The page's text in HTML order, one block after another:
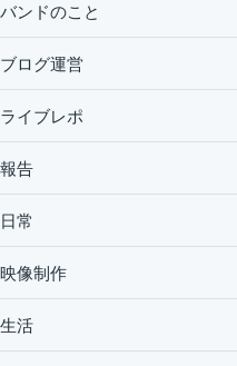
バンドのこと
ブログ運営
ライブレポ
報告
日常
映像制作
生活